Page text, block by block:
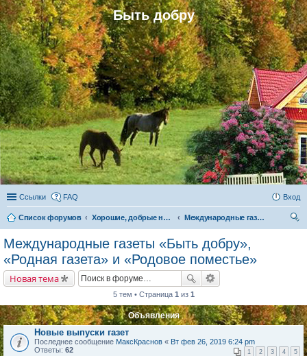
Быть добру
Ссылки FAQ Вход
Список форумов Хорошие, добрые новости и их распространение в обществе
Международные газеты «Быть добру», «Родная газета» и «Родовое поместье»
Международные газеты «Быть добру»,
«Родная газета» и «Родовое поместье»
Новая тема
5 тем • Страница 1 из 1
Объявления
Новые выпуски газет
Последнее сообщение МаксКраснов « Вт фев 26, 2019 6:24 pm
Ответы: 62 1 2 3 4 5